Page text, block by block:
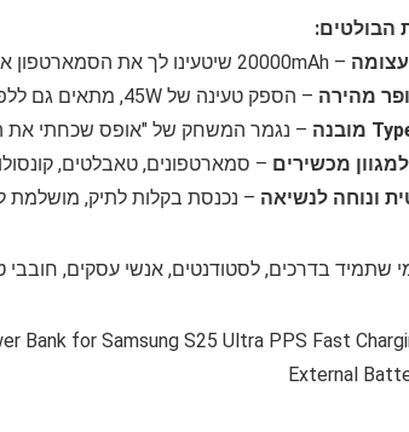
הבולטים:
– 20000mAh שיטעינו לך את הסמארטפון או הטאבלט כמה פעמים בלי למצמץ
מהירה – הספק טעינה של 45W, מתאים גם ללפטופים, טאבלטים ועוד
– נגמר המשחק של "אופס שכחתי את
מכשירים – סמארטפונים, טאבלטים,
ונוחה לנשיאה – נכנסת בקלות לתיק, מושלמת
שתמיד בדרכים, לסטודנטים, אנשי עסקים, חובבי
Bank for Samsung S25 Ultra PPS Fast
External